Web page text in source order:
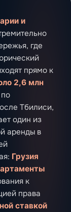
и
где
прямо к
2,6 млн
Тбилиси,
один из
аренды в
Грузия
к
права
ставкой